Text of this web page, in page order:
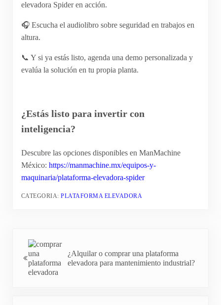
elevadora Spider en acción.
🎧 Escucha el audiolibro sobre seguridad en trabajos en
altura.
📞 Y si ya estás listo, agenda una demo personalizada y
evalúa la solución en tu propia planta.
¿Estás listo para invertir con
inteligencia?
Descubre las opciones disponibles en ManMachine
México: https://manmachine.mx/equipos-y-
maquinaria/plataforma-elevadora-spider
CATEGORIA:PLATAFORMA ELEVADORA
¿Alquilar o comprar una plataforma
elevadora para mantenimiento industrial?